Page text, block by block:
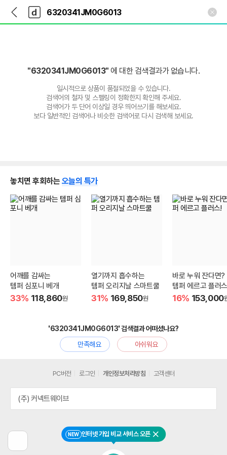
다
나
와
가
다
와
"6320341JM0G6013" 에 대한 검색결과가 없습니다.
일시적으로 상품이 품절되었을 수 있습니다.
검색어의 철자 및 스펠링이 정확한지 확인해 주세요.
검색어가 두 단어 이상일 경우 띄어쓰기를 해보세요.
보다 일반적인 검색어나 비슷한 검색어로 다시 검색해 보세요.
놓치면 후회하는 오늘의 특가
어깨를 감싸는
템퍼 심포니 베개
33% 118,860원
열기까지 흡수하는
템퍼 오리지날 스마트쿨
31% 169,850원
바로 누워 잔다면?
템퍼 에르고 플러
16% 153,000
'6320341JM0G6013' 검색결과 어떠셨나요?
만족해요
아쉬워요
전
NEW 인터넷 가입 비교 서비스 오픈 닫기
PC버전 로그인 개인정보처리방침 고객센터
(주) 커넥트웨이브